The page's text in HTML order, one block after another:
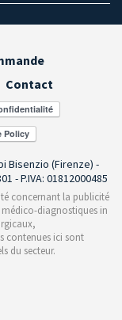
Contact
Bisenzio (Firenze) -
- P.IVA: 01812000485
concernant la publicité
diagnostiques in
contenues ici sont
du secteur.